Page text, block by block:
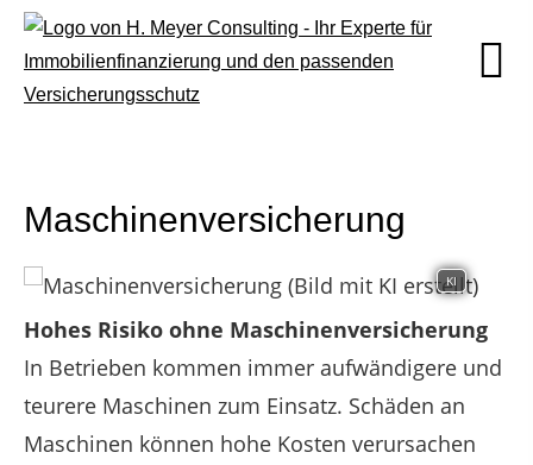
Maschinenversicherung
KI
Hohes Risiko ohne Maschinenversicherung
In Betrieben kommen immer aufwändigere und
teurere Maschinen zum Einsatz. Schäden an
Maschinen können hohe Kosten verursachen